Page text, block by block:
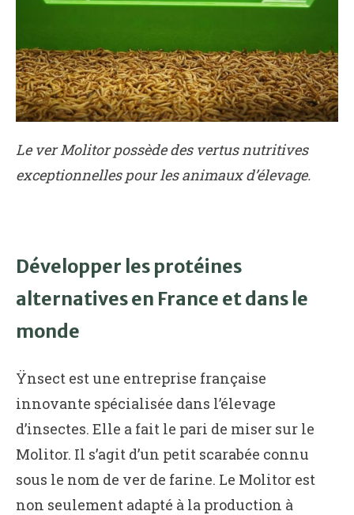
Le ver Molitor possède des vertus nutritives
exceptionnelles pour les animaux d’élevage.
Développer les protéines
alternatives en France et dans le
monde
Ÿnsect est une entreprise française
innovante spécialisée dans l’élevage
d’insectes. Elle a fait le pari de miser sur le
Molitor. Il s’agit d’un petit scarabée connu
sous le nom de ver de farine. Le Molitor est
non seulement adapté à la production à